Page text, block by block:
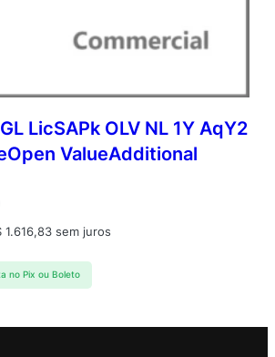
LicSAPk OLV NL 1Y AqY2
ValueAdditional
1.616,83 sem juros
no Pix ou Boleto